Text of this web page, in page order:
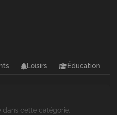
Loisirs Éducation
dans cette catégorie.